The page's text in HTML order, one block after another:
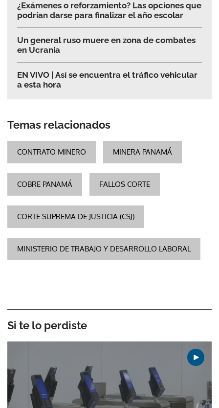
¿Exámenes o reforzamiento? Las opciones que
podrían darse para finalizar el año escolar
Un general ruso muere en zona de combates
en Ucrania
EN VIVO | Así se encuentra el tráfico vehicular
a esta hora
Temas relacionados
CONTRATO MINERO MINERA PANAMÁ
COBRE PANAMÁ FALLOS CORTE
CORTE SUPREMA DE JUSTICIA (CSJ)
MINISTERIO DE TRABAJO Y DESARROLLO LABORAL
Si te lo perdiste